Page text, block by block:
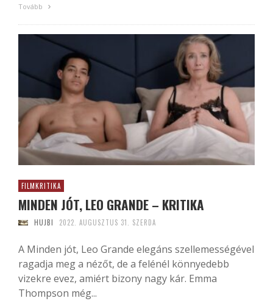
Tovább
FILMKRITIKA
MINDEN JÓT, LEO GRANDE – KRITIKA
HUJBI 2022. AUGUSZTUS 31. SZERDA
A Minden jót, Leo Grande elegáns szellemességével
ragadja meg a nézőt, de a felénél könnyedebb
vizekre evez, amiért bizony nagy kár. Emma
Thompson még...